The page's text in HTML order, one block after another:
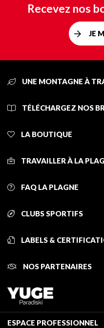
Recevez nos
JE
UNE MONTAGNE À
TÉLÉCHARGEZ NOS
LA BOUTIQUE
TRAVAILLER À LA
FAQ LA PLAGNE
CLUBS SPORTIFS
LABELS &
NOS PARTENAIRES
ESPACE PROFESSIONNEL